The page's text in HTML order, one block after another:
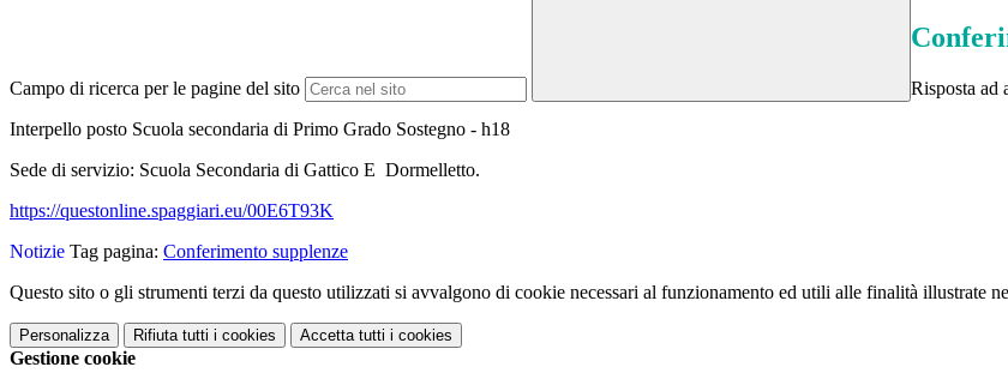
Campo di ricerca per le pagine del sito
Risposta ad
Interpello posto Scuola secondaria di Primo Grado Sostegno - h18
Sede di servizio: Scuola Secondaria di Gattico E Dormelletto.
https://questonline.spaggiari.eu/00E6T93K
Notizie Tag pagina: Conferimento supplenze
Questo sito o gli strumenti terzi da questo utilizzati si avvalgono di cookie necessari al funzionamento ed utili alle finalità illustrate
Personalizza Rifiuta tutti i cookies Accetta tutti i cookies
Gestione cookie